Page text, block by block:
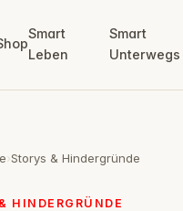
Smart
Leben
Smart
Unterwegs
›Storys & Hindergründe
HINDERGRÜNDE